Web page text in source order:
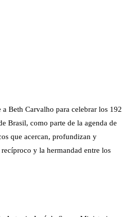
Beth Carvalho para celebrar los 192
Brasil, como parte de la agenda de
que acercan, profundizan y
y la hermandad entre los